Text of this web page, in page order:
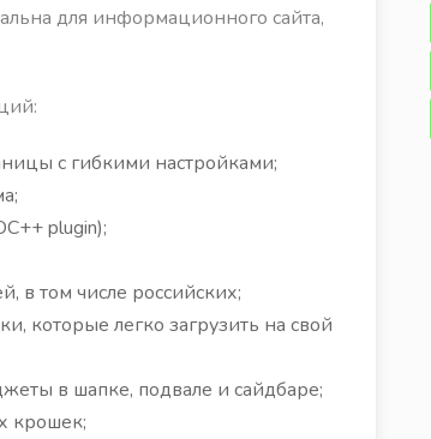
для информационного сайта,
с гибкими настройками;
plugin);
в том числе российских;
которые легко загрузить на свой
в шапке, подвале и сайдбаре;
крошек;